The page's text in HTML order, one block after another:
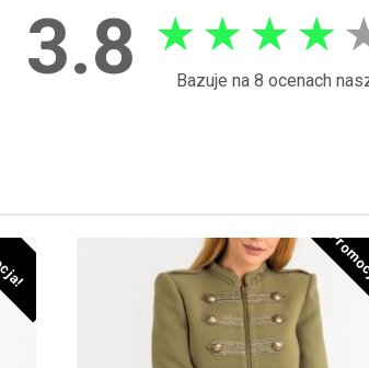
3.8 ★ ★ ★ ★
Bazuje na 8 ocenach